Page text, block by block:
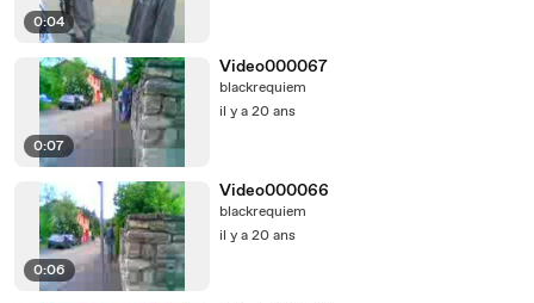
0:04
0:07
Video000067
blackrequiem
il y a 20 ans
0:06
Video000066
blackrequiem
il y a 20 ans